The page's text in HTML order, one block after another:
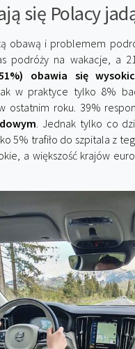
się Polacy
obawą i problemem
podróży na wakacje, a
obawia się
w praktyce tylko 8%
ostatnim roku. 39%
. Jednak tylko co
5% trafiło do szpitala z
a większość krajów